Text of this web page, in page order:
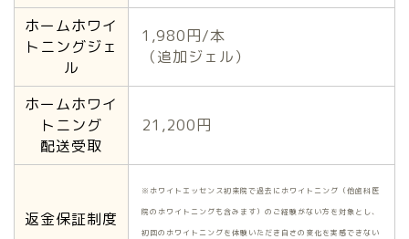
ホームホワイ
トニングジェ
ル
1,980円/本
（追加ジェル）
ホームホワイ
トニング
配送受取
21,200円
返金保証制度
※ホワイトエッセンス初来院で過去にホワイトニング（他歯科医
院のホワイトニングも含みます）のご経験がない方を対象とし、
初回のホワイトニングを体験いただき白さの変化を実感できない